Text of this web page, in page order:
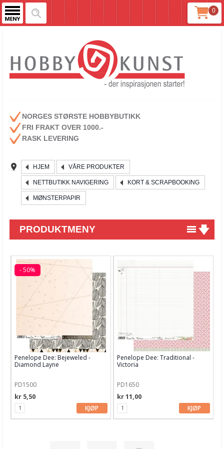
0
NORGES STØRSTE HOBBYBUTIKK
FRI FRAKT OVER 1000.-
RASK LEVERING
HJEM VÅRE PRODUKTER
NETTBUTIKK NAVIGERING KORT & SCRAPBOOKING
MØNSTERPAPIR
PRODUKTMENY
Tilbud
Kurs & aktiviteter
Gavekort
Kort & Scrapbooking
Mønsterpapir
6x6 & 6x8 inch blokker
12x12 inch blokker
Juleark
- 50%
Penelope Dee: Bejeweled -
Diamond Layne
PD1500
kr 5,50
KJØP
Penelope Dee: Traditional -
Victoria
PD1650
kr 11,00
KJØP